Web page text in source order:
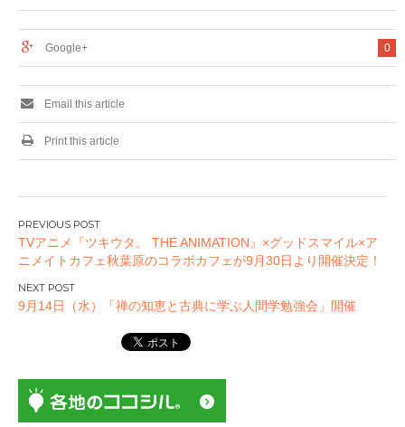
ニティを支援
0
Google+
Email this article
Print this article
投
稿
ナ
ビ
ゲ
ョ
ン
TVアニメ『ツキウタ。 THE ANIMATION』×グッドスマイル×ア
ニメイトカフェ秋葉原のコラボカフェが9月30日より開催決定！
9月14日（水）「禅の知恵と古典に学ぶ人間学勉強会」開催